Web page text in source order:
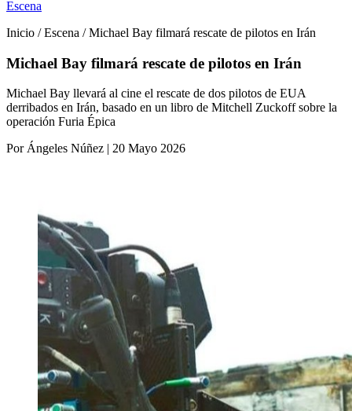
Escena
Inicio / Escena / Michael Bay filmará rescate de pilotos en Irán
Michael Bay filmará rescate de pilotos en Irán
Michael Bay llevará al cine el rescate de dos pilotos de EUA
derribados en Irán, basado en un libro de Mitchell Zuckoff sobre la
operación Furia Épica
Por Ángeles Núñez | 20 Mayo 2026